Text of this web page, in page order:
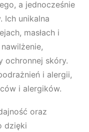
a jednocześnie
Ich unikalna
masłach i
ochronnej skóry.
i alergii,
i alergików.
oraz
dzięki